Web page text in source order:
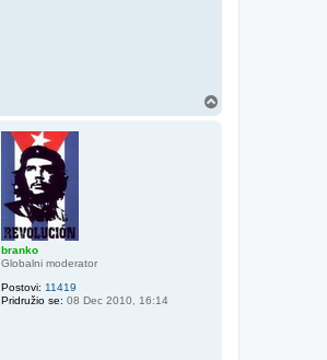
branko
Globalni moderator
Postovi: 11419
Pridružio se: 08 Dec 2010, 16:14